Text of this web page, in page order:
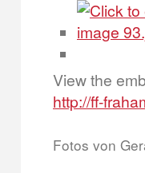
View the
http://ff-
Fotos von